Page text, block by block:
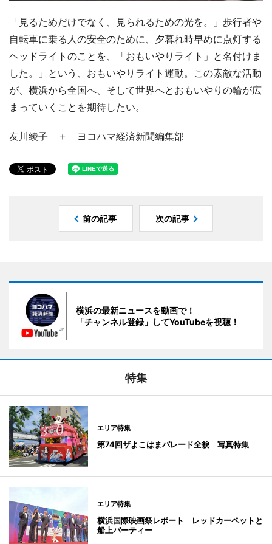
「見るためだけでなく、見られるための光を。」歩行者や
自転車に乗る人の安全のために、夕暮れ時早めに点灯する
ヘッドライトのことを、「おもいやりライト」と名付けま
した。」という、おもいやりライト運動。この素敵な活動
が、横浜から全国へ、そして世界へとおもいやりの輪が広
まっていくことを期待したい。
友川綾子 ＋ ヨコハマ経済新聞編集部
前の記事 次の記事
横浜の最新ニュースを動画で！
「チャンネル登録」してYouTubeを視聴！
特集
エリア特集
第74回ザよこはまパレード全貌 写真特集
エリア特集
横浜国際映画祭レポート レッドカーペットと
船上パーティー